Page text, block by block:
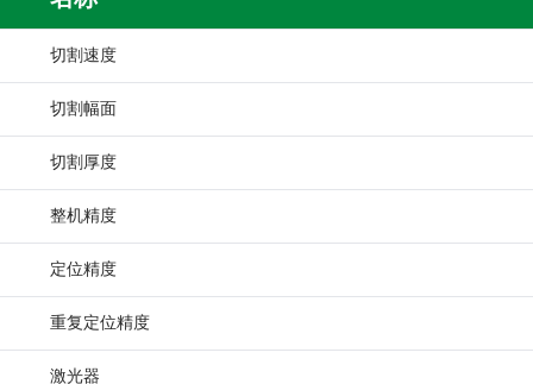
切割速度
切割幅面
切割厚度
整机精度
定位精度
重复定位精度
激光器